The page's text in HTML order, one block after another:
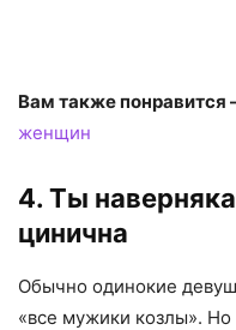
Вам также понравится
женщин
4. Ты
цинична
Обычно одинокие
«все мужики козлы».